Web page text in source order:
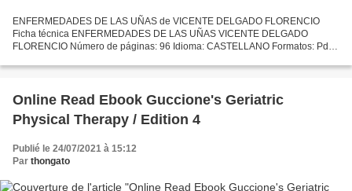
ENFERMEDADES DE LAS UÑAS de VICENTE DELGADO FLORENCIO
Ficha técnica ENFERMEDADES DE LAS UÑAS VICENTE DELGADO
FLORENCIO Número de páginas: 96 Idioma: CASTELLANO Formatos: Pdf,
Año de edición:...
Online Read Ebook Guccione's Geriatric
Physical Therapy / Edition 4
Publié le 24/07/2021 à 15:12
Par thongato